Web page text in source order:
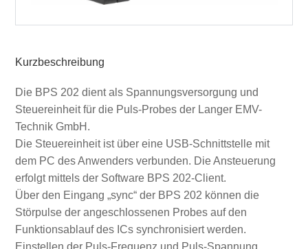
Kurzbeschreibung
Die BPS 202 dient als Spannungsversorgung und
Steuereinheit für die Puls-Probes der Langer EMV-
Technik GmbH.
Die Steuereinheit ist über eine USB-Schnittstelle mit
dem PC des Anwenders verbunden. Die Ansteuerung
erfolgt mittels der Software BPS 202-Client.
Über den Eingang „sync“ der BPS 202 können die
Störpulse der angeschlossenen Probes auf den
Funktionsablauf des ICs synchronisiert werden.